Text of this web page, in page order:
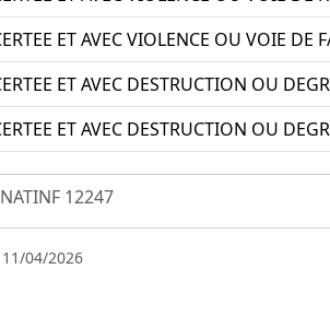
ET AVEC VIOLENCE OU VOIE DE
ET AVEC DESTRUCTION OU
ET AVEC DESTRUCTION OU
NATINF 12247
04/2026